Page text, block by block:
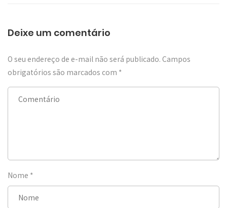
Deixe um comentário
O seu endereço de e-mail não será publicado. Campos
obrigatórios são marcados com *
Nome *